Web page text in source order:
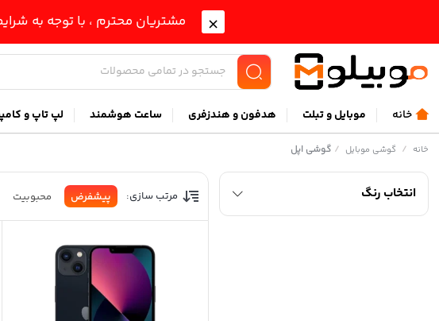
مشتریان محترم ، با توجه به
خانه موبايل و تبلت هدفون و هندزفری ساعت هوشمند لپ تاپ و
خانه / گوشی موبایل / گوشی اپل
انتخاب رنگ مرتب سازی: پیشفرض محبوبیت